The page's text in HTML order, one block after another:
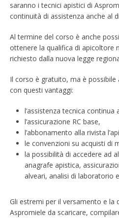
saranno i tecnici apistici di
continuità di assistenza anche al
Al termine del corso è anche
ottenere la qualifica di apicoltore
richiesto dalla nuova legge
Il corso è gratuito, ma è possibile
con questi vantaggi:
l’assistenza tecnica
l’assicurazione RC base,
l’abbonamento alla rivista
le convenzioni su acquisti di
la possibilità di accedere ad
anagrafe apistica,
alveari, analisi di laboratorio
Gli estremi per il versamento e la
Aspromiele da scaricare,